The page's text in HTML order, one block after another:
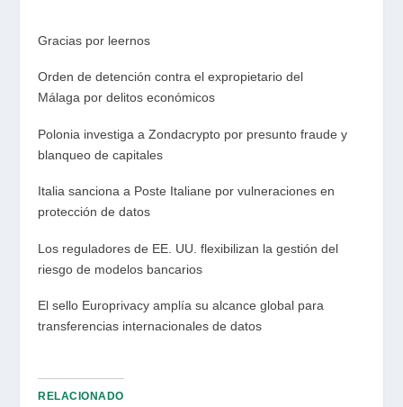
Gracias por leernos
Orden de detención contra el expropietario del
Málaga por delitos económicos
Polonia investiga a Zondacrypto por presunto fraude y
blanqueo de capitales
Italia sanciona a Poste Italiane por vulneraciones en
protección de datos
Los reguladores de EE. UU. flexibilizan la gestión del
riesgo de modelos bancarios
El sello Europrivacy amplía su alcance global para
transferencias internacionales de datos
RELACIONADO